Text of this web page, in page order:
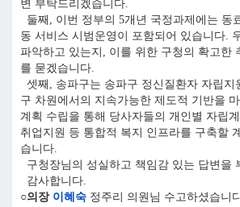
변 부탁드리겠습니다.
둘째, 이번 정부의 5개년 국정과제에는 동
동 서비스 시범운영이 포함되어 있습니다.
파악하고 있는지, 이를 위한 구청의 확고한
를 묻겠습니다.
셋째, 송파구는 송파구 정신질환자 자립지
구 차원에서의 지속가능한 제도적 기반을
계획 수립을 통해 당사자들의 개인별 자립계
취업지원 등 통합적 복지 인프라를 구축할
습니다.
구청장님의 성실하고 책임감 있는 답변을
감사합니다.
○의장 이혜숙 정주리 의원님 수고하셨습니